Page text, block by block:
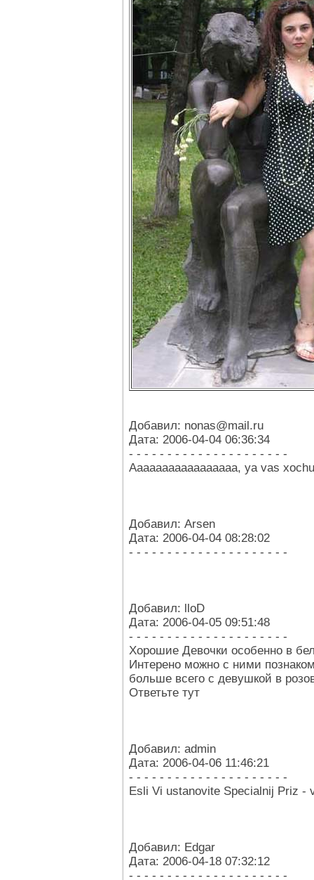
Добавил: nonas@mail.ru
Дата: 2006-04-04 06:36:34
- - - - - - - - - - - - - - - - - - - - -
Aaaaaaaaaaaaaaaaa, ya vas
Добавил: Arsen
Дата: 2006-04-04 08:28:02
- - - - - - - - - - - - - - - - - - - - -
Добавил: lloD
Дата: 2006-04-05 09:51:48
- - - - - - - - - - - - - - - - - - - - -
Хорошие Девочки особенно в
Интерено можно с ними
больше всего с девушкой в
Ответьте тут
Добавил: admin
Дата: 2006-04-06 11:46:21
- - - - - - - - - - - - - - - - - - - - -
Esli Vi ustanovite Specialnij Priz -
Добавил: Edgar
Дата: 2006-04-18 07:32:12
- - - - - - - - - - - - - - - - - - - - -